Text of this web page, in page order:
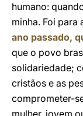
humano:
minha. Foi
ano passado,
que o povo
solidariedade;
cristãos e as
comprometer-
mulher, jovem